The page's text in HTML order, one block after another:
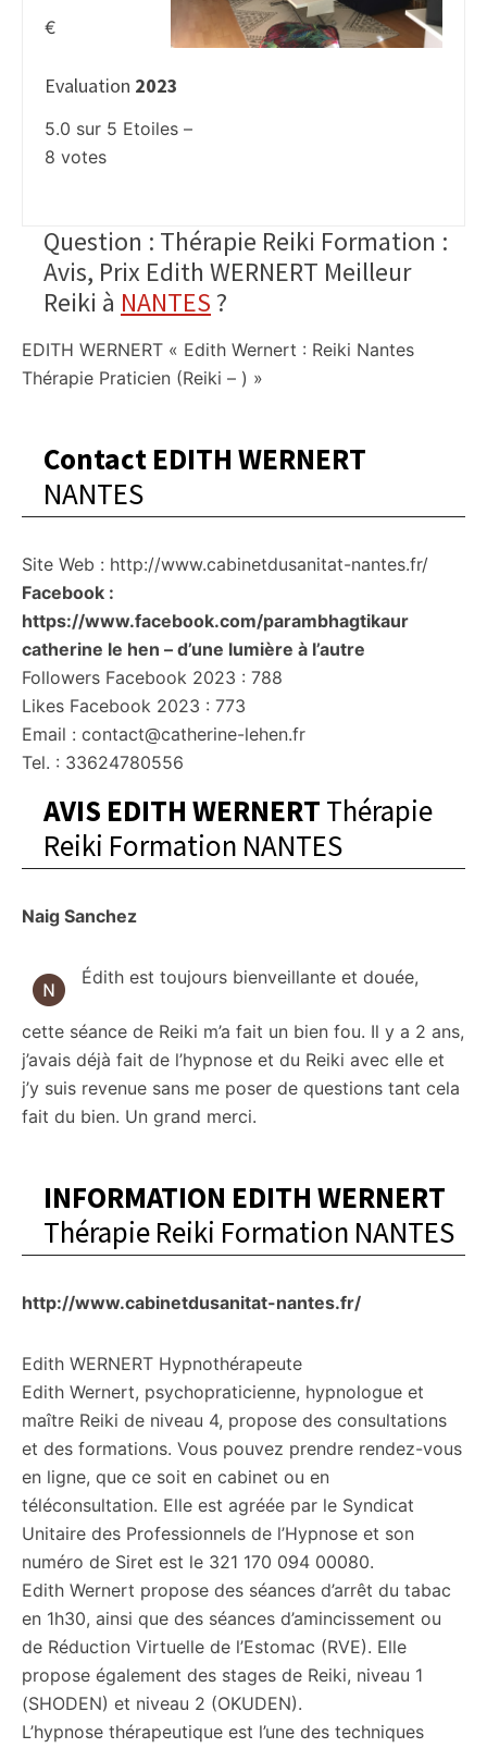
€
Evaluation 2023
5.0 sur 5 Etoiles –
8 votes
Question : Thérapie Reiki Formation :
Avis, Prix Edith WERNERT Meilleur
Reiki à NANTES ?
EDITH WERNERT « Edith Wernert : Reiki Nantes
Thérapie Praticien (Reiki – ) »
Contact EDITH WERNERT
NANTES
Site Web : http://www.cabinetdusanitat-nantes.fr/
Facebook :
https://www.facebook.com/parambhagtikaur
catherine le hen – d’une lumière à l’autre
Followers Facebook 2023 : 788
Likes Facebook 2023 : 773
Email : contact@catherine-lehen.fr
Tel. : 33624780556
AVIS EDITH WERNERT Thérapie
Reiki Formation NANTES
Naig Sanchez
Édith est toujours bienveillante et douée,
cette séance de Reiki m’a fait un bien fou. Il y a 2 ans,
j’avais déjà fait de l’hypnose et du Reiki avec elle et
j’y suis revenue sans me poser de questions tant cela
fait du bien. Un grand merci.
INFORMATION EDITH WERNERT
Thérapie Reiki Formation NANTES
http://www.cabinetdusanitat-nantes.fr/
Edith WERNERT Hypnothérapeute
Edith Wernert, psychopraticienne, hypnologue et
maître Reiki de niveau 4, propose des consultations
et des formations. Vous pouvez prendre rendez-vous
en ligne, que ce soit en cabinet ou en
téléconsultation. Elle est agréée par le Syndicat
Unitaire des Professionnels de l’Hypnose et son
numéro de Siret est le 321 170 094 00080.
Edith Wernert propose des séances d’arrêt du tabac
en 1h30, ainsi que des séances d’amincissement ou
de Réduction Virtuelle de l’Estomac (RVE). Elle
propose également des stages de Reiki, niveau 1
(SHODEN) et niveau 2 (OKUDEN).
L’hypnose thérapeutique est l’une des techniques